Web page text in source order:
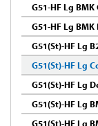
G51-HF Lg BMK
G51-HF Lg BMK
G51(St)-HF Lg
G51(St)-HF Lg
G51(St)-HF Lg
G51(St)-HF Lg
G51(St)-HF Lg